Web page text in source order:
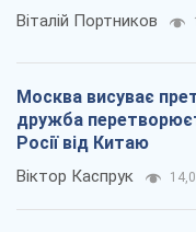
Віталій Портников
Москва висуває
дружба
Росії від Китаю
Віктор Каспрук